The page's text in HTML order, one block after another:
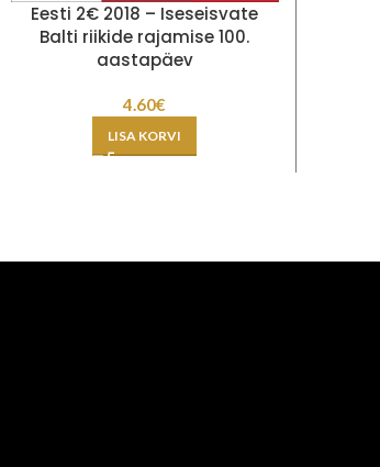
Eesti 2€ 2018 – Iseseisvate
Balti riikide rajamise 100.
aastapäev
4.60€
LISA KORVI